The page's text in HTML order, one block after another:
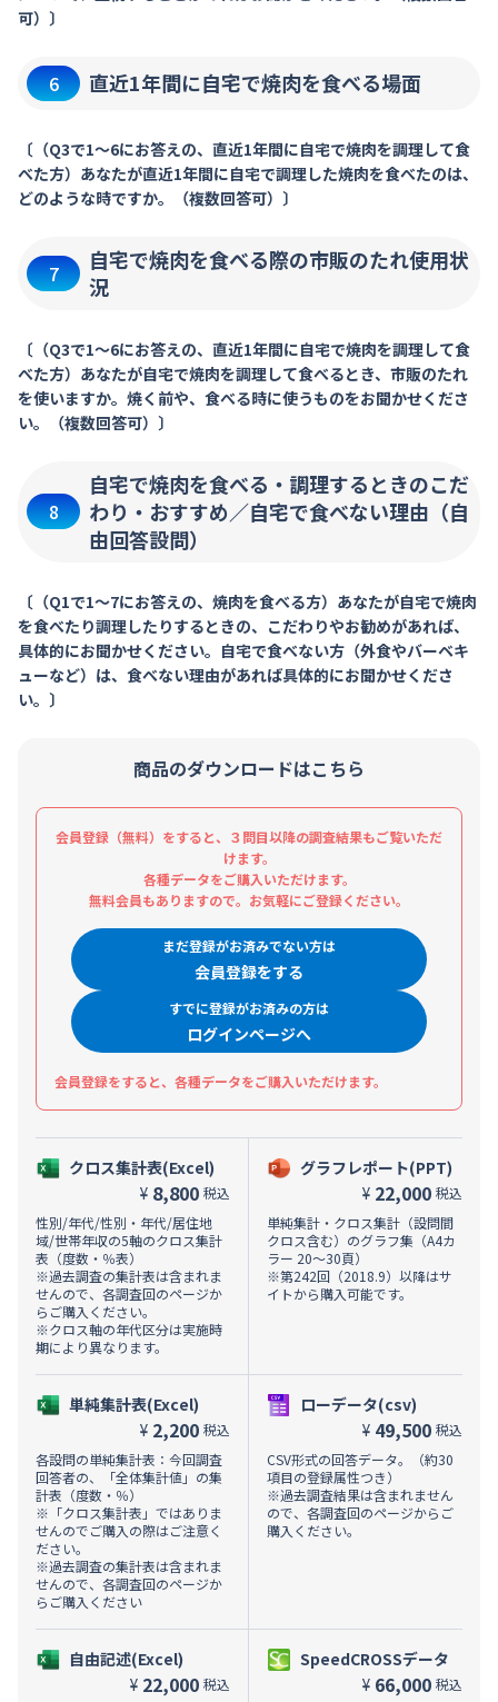
可）〕
6 直近1年間に自宅で焼肉を食べる場面
〔（Q3で1～6にお答えの、直近1年間に自宅で焼肉を調理して食
べた方）あなたが直近1年間に自宅で調理した焼肉を食べたのは、
どのような時ですか。（複数回答可）〕
7
自宅で焼肉を食べる際の市販のたれ使用状
況
〔（Q3で1～6にお答えの、直近1年間に自宅で焼肉を調理して食
べた方）あなたが自宅で焼肉を調理して食べるとき、市販のたれ
を使いますか。焼く前や、食べる時に使うものをお聞かせくださ
い。（複数回答可）〕
8
自宅で焼肉を食べる・調理するときのこだ
わり・おすすめ／自宅で食べない理由（自
由回答設問）
〔（Q1で1～7にお答えの、焼肉を食べる方）あなたが自宅で焼肉
を食べたり調理したりするときの、こだわりやお勧めがあれば、
具体的にお聞かせください。自宅で食べない方（外食やバーベキ
ューなど）は、食べない理由があれば具体的にお聞かせくださ
い。〕
商品のダウンロードはこちら
会員登録（無料）をすると、３問目以降の調査結果もご覧いただ
けます。
各種データをご購入いただけます。
無料会員もありますので。お気軽にご登録ください。
まだ登録がお済みでない方は
会員登録をする
すでに登録がお済みの方は
ログインページへ
会員登録をすると、各種データをご購入いただけます。
クロス集計表(Excel)
¥ 8,800 税込
性別/年代/性別・年代/居住地
域/世帯年収の5軸のクロス集計
表（度数・％表）
※過去調査の集計表は含まれま
せんので、各調査回のページか
らご購入ください。
※クロス軸の年代区分は実施時
期により異なります。
単純集計表(Excel)
¥ 2,200 税込
各設問の単純集計表：今回調査
回答者の、「全体集計値」の集
計表（度数・％）
※「クロス集計表」ではありま
せんのでご購入の際はご注意く
ださい。
※過去調査の集計表は含まれま
せんので、各調査回のページか
らご購入ください
自由記述(Excel)
¥ 22,000 税込
グラフレポート(PPT)
¥ 22,000 税込
単純集計・クロス集計（設問間
クロス含む）のグラフ集（A4カ
ラー 20～30頁）
※第242回（2018.9）以降はサ
イトから購入可能です。
ローデータ(csv)
¥ 49,500 税込
CSV形式の回答データ。（約30
項目の登録属性つき）
※過去調査結果は含まれません
ので、各調査回のページからご
購入ください。
SpeedCROSSデータ
¥ 66,000 税込